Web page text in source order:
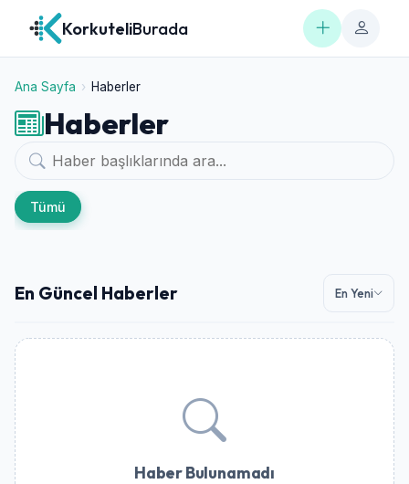
KorkuteliBurada
Ana Sayfa › Haberler
Haberler
Tümü
En Güncel Haberler En Yeni
Haber Bulunamadı